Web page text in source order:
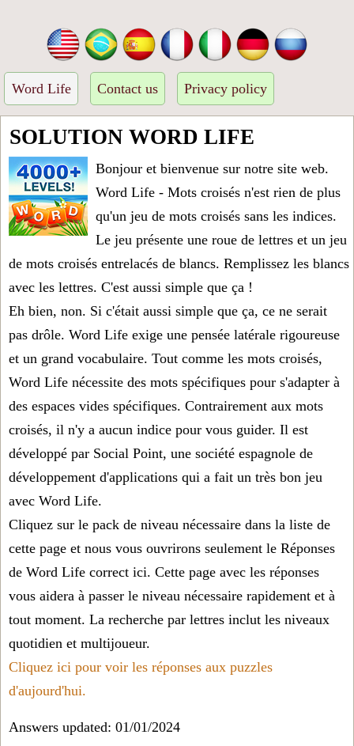
Word Life Contact us Privacy policy
SOLUTION WORD LIFE
Bonjour et bienvenue sur notre site web.
Word Life - Mots croisés n'est rien de plus
qu'un jeu de mots croisés sans les indices.
Le jeu présente une roue de lettres et un jeu
de mots croisés entrelacés de blancs. Remplissez les blancs
avec les lettres. C'est aussi simple que ça !
Eh bien, non. Si c'était aussi simple que ça, ce ne serait
pas drôle. Word Life exige une pensée latérale rigoureuse
et un grand vocabulaire. Tout comme les mots croisés,
Word Life nécessite des mots spécifiques pour s'adapter à
des espaces vides spécifiques. Contrairement aux mots
croisés, il n'y a aucun indice pour vous guider. Il est
développé par Social Point, une société espagnole de
développement d'applications qui a fait un très bon jeu
avec Word Life.
Cliquez sur le pack de niveau nécessaire dans la liste de
cette page et nous vous ouvrirons seulement le Réponses
de Word Life correct ici. Cette page avec les réponses
vous aidera à passer le niveau nécessaire rapidement et à
tout moment. La recherche par lettres inclut les niveaux
quotidien et multijoueur.
Cliquez ici pour voir les réponses aux puzzles
d'aujourd'hui.
Answers updated: 01/01/2024